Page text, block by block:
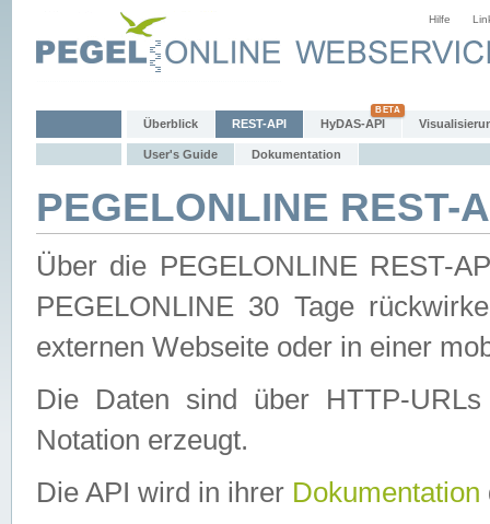
Hilfe
Überblick REST-API HyDAS-API
User's Guide Dokumentation
PEGELONLINE REST-
Über die PEGELONLINE REST-
PEGELONLINE 30 Tage
externen Webseite oder in einer
Die Daten sind über HTTP-
Notation erzeugt.
Die API wird in ihrer Dokumentation